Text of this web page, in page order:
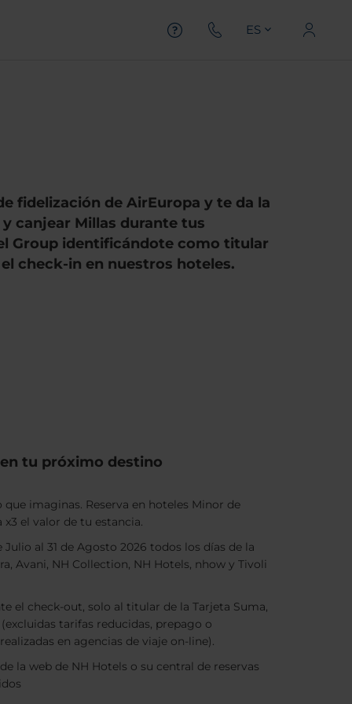
ES
fidelización de AirEuropa y te da la
canjear Millas durante tus
Group identificándote como titular
check-in en nuestros hoteles.
tu próximo destino
que imaginas. Reserva en hoteles Minor de
el valor de tu estancia.
Julio al 31 de Agosto 2026 todos los días de la
Avani, NH Collection, NH Hotels, nhow y Tivoli
el check-out, solo al titular de la Tarjeta Suma,
tarifas reducidas, prepago o
en agencias de viaje on-line).
la web de NH Hotels o su central de reservas